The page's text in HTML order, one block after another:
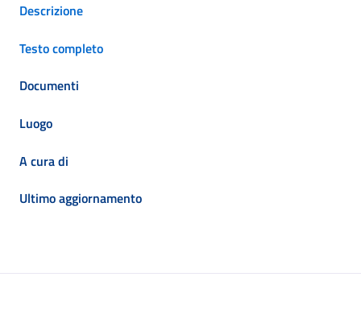
Descrizione
Testo completo
Documenti
Luogo
A cura di
Ultimo aggiornamento